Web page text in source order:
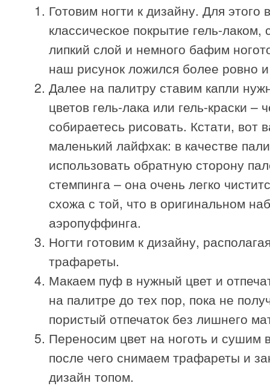
Готовим ногти к дизайну. Для этого
классическое покрытие гель-лаком,
липкий слой и немного бафим
наш рисунок ложился более ровно и
Далее на палитру ставим капли
цветов гель-лака или гель-краски –
собираетесь рисовать. Кстати, вот
маленький лайфхак: в качестве
использовать обратную сторону
стемпинга – она очень легко
схожа с той, что в оригинальном
аэропуффинга.
Ногти готовим к дизайну,
трафареты.
Макаем пуф в нужный цвет и
на палитре до тех пор, пока не
пористый отпечаток без лишнего
Переносим цвет на ноготь и сушим
после чего снимаем трафареты и
дизайн топом.